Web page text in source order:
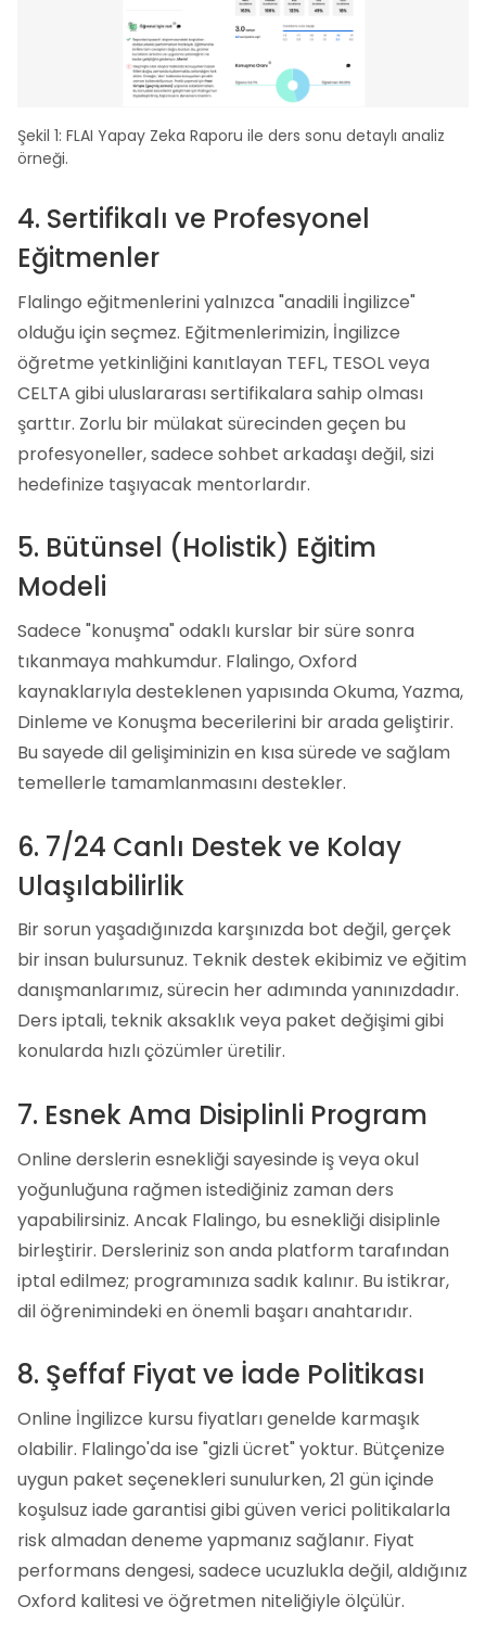
Şekil 1: FLAI Yapay Zeka Raporu ile ders sonu detaylı analiz
örneği.
4. Sertifikalı ve Profesyonel
Eğitmenler
Flalingo eğitmenlerini yalnızca "anadili İngilizce"
olduğu için seçmez. Eğitmenlerimizin, İngilizce
öğretme yetkinliğini kanıtlayan TEFL, TESOL veya
CELTA gibi uluslararası sertifikalara sahip olması
şarttır. Zorlu bir mülakat sürecinden geçen bu
profesyoneller, sadece sohbet arkadaşı değil, sizi
hedefinize taşıyacak mentorlardır.
5. Bütünsel (Holistik) Eğitim
Modeli
Sadece "konuşma" odaklı kurslar bir süre sonra
tıkanmaya mahkumdur. Flalingo, Oxford
kaynaklarıyla desteklenen yapısında Okuma, Yazma,
Dinleme ve Konuşma becerilerini bir arada geliştirir.
Bu sayede dil gelişiminizin en kısa sürede ve sağlam
temellerle tamamlanmasını destekler.
6. 7/24 Canlı Destek ve Kolay
Ulaşılabilirlik
Bir sorun yaşadığınızda karşınızda bot değil, gerçek
bir insan bulursunuz. Teknik destek ekibimiz ve eğitim
danışmanlarımız, sürecin her adımında yanınızdadır.
Ders iptali, teknik aksaklık veya paket değişimi gibi
konularda hızlı çözümler üretilir.
7. Esnek Ama Disiplinli Program
Online derslerin esnekliği sayesinde iş veya okul
yoğunluğuna rağmen istediğiniz zaman ders
yapabilirsiniz. Ancak Flalingo, bu esnekliği disiplinle
birleştirir. Dersleriniz son anda platform tarafından
iptal edilmez; programınıza sadık kalınır. Bu istikrar,
dil öğrenimindeki en önemli başarı anahtarıdır.
8. Şeffaf Fiyat ve İade Politikası
Online İngilizce kursu fiyatları genelde karmaşık
olabilir. Flalingo'da ise "gizli ücret" yoktur. Bütçenize
uygun paket seçenekleri sunulurken, 21 gün içinde
koşulsuz iade garantisi gibi güven verici politikalarla
risk almadan deneme yapmanız sağlanır. Fiyat
performans dengesi, sadece ucuzlukla değil, aldığınız
Oxford kalitesi ve öğretmen niteliğiyle ölçülür.